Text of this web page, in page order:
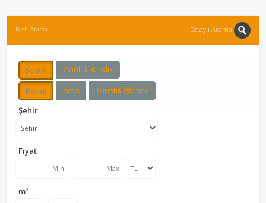
Basit Arama Detaylı Arama
Satılık
Günlük-Kiralık
Konut
Arsa
Turistik İşletme
Şehir
Fiyat
m²